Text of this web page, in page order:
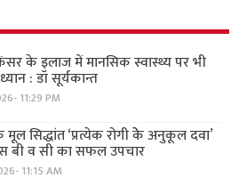
के इलाज में मानसिक स्वास्थ्य पर भी
: डॉ सूर्यकान्त
11:29 PM
मूल सिद्धांत ‘प्रत्येक रोगी केे अनुकूल दवा’
बी व सी का सफल उपचार
11:15 AM